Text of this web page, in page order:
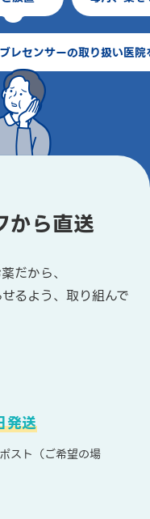
感染リスクが心配…
から直送
だから、
るよう、取り組んで
発送
スト（ご希望の場